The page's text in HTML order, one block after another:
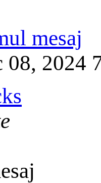
mesaj
08, 2024